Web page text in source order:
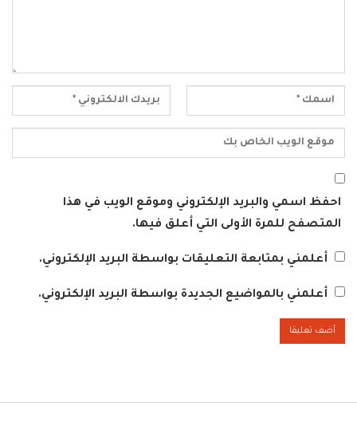
احفظ اسمي والبريد الإلكتروني وموقع الويب في هذا
المتصفح للمرة الأولى التي أعلق فيها.
أعلمني بمتابعة التعليقات بواسطة البريد الإلكتروني.
أعلمني بالمواضيع الجديدة بواسطة البريد الإلكتروني.